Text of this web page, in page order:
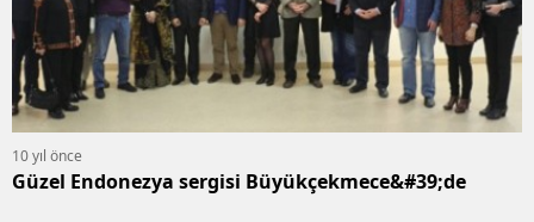
10 yıl önce
Güzel Endonezya sergisi Büyükçekmece&#39;de